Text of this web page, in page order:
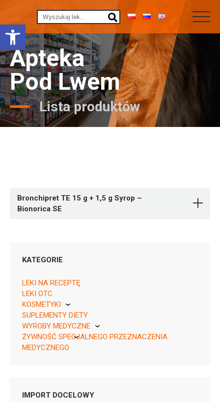
Otwórz pasek narzędzi
Apteka
Pod Lwem
Lista produktów
Bronchipret TE 15 g + 1,5 g Syrop –
Bionorica SE
04029799168056 ¦ OTC ¦ 113820
KATEGORIE
LEKI NA RECEPTĘ
LEKI OTC
KOSMETYKI
Pierre Fabre
SUPLEMENTY DIETY
WYROBY MEDYCZNE
KikGel
ŻYWNOŚĆ SPECJALNEGO PRZEZNACZENIA
MEDYCZNEGO
IMPORT DOCELOWY